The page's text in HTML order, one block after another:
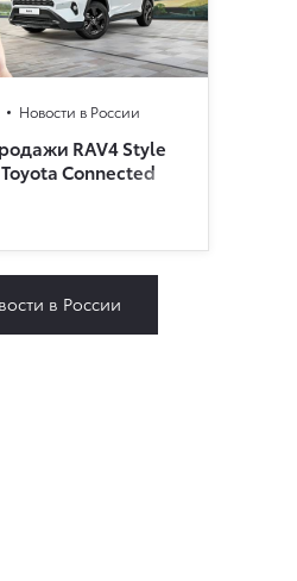
Новости в России
RAV4 Style
Connected
в России